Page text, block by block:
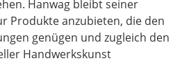
Hanwag bleibt seiner
Produkte anzubieten, die den
genügen und zugleich den
Handwerkskunst